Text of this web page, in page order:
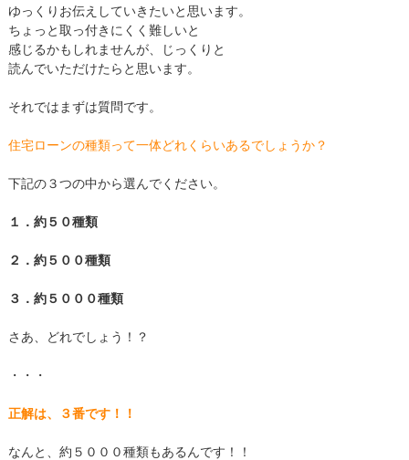
ゆっくりお伝えしていきたいと思います。
ちょっと取っ付きにくく難しいと
感じるかもしれませんが、じっくりと
読んでいただけたらと思います。
それではまずは質問です。
住宅ローンの種類って一体どれくらいあるでしょうか？
下記の３つの中から選んでください。
１．約５０種類
２．約５００種類
３．約５０００種類
さあ、どれでしょう！？
・・・
正解は、３番です！！
なんと、約５０００種類もあるんです！！